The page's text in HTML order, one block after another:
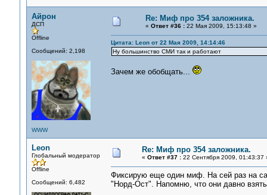
Айрон
ДСП
Offline
Сообщений: 2,198
WWW
Re: Миф про 354 заложника.
« Ответ #36 :22 Мая 2009, 15:13:48 »
Цитата: Leon от 22 Мая 2009, 14:14:46
Ну большинство СМИ так и работают
Зачем же обобщать...
Leon
Глобальный модератор
Offline
Сообщений: 6,482
Re: Миф про 354 заложника.
« Ответ #37 :22 Сентября 2009, 01:43:37
Фиксирую еще один миф. На сей раз на
"Норд-Ост". Напомню, что они давно